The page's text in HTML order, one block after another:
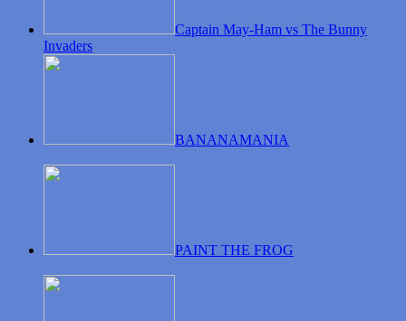
Captain May-Ham vs The Bunny
Invaders
BANANAMANIA
PAINT THE FROG